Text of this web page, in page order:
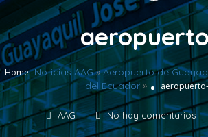
Home Noticias AAG»Aeropuerto de
del Ecuador »
AAG No hay comentarios